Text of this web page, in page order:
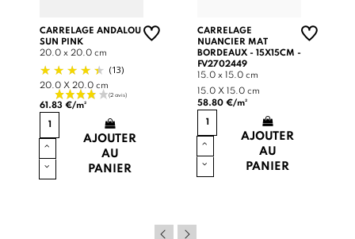
CARRELAGE ANDALOU
SUN PINK
20.0 x 20.0 cm
(13)
20.0 X 20.0 cm
61.83 €/m²
AJOUTER
AU
PANIER
CARRELAGE
NUANCIER MAT
BORDEAUX - 15X15CM -
FV2702449
15.0 x 15.0 cm
15.0 X 15.0 cm
58.80 €/m²
AJOUTER
AU
PANIER